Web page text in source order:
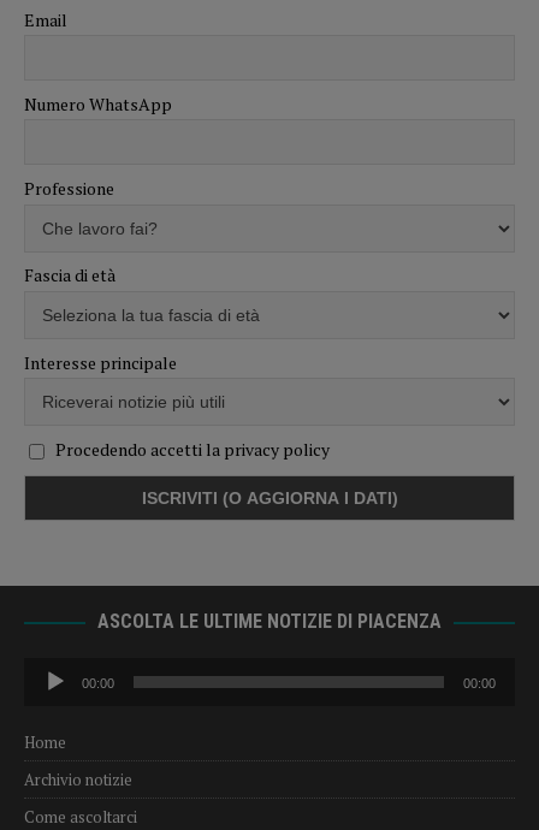
Email
Numero WhatsApp
Professione
Fascia di età
Interesse principale
Procedendo accetti la privacy policy
ASCOLTA LE ULTIME NOTIZIE DI PIACENZA
Audio
Player
00:00 00:00
Home
Archivio notizie
Come ascoltarci